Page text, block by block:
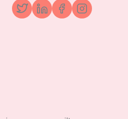
TwitterLinkedInFacebook